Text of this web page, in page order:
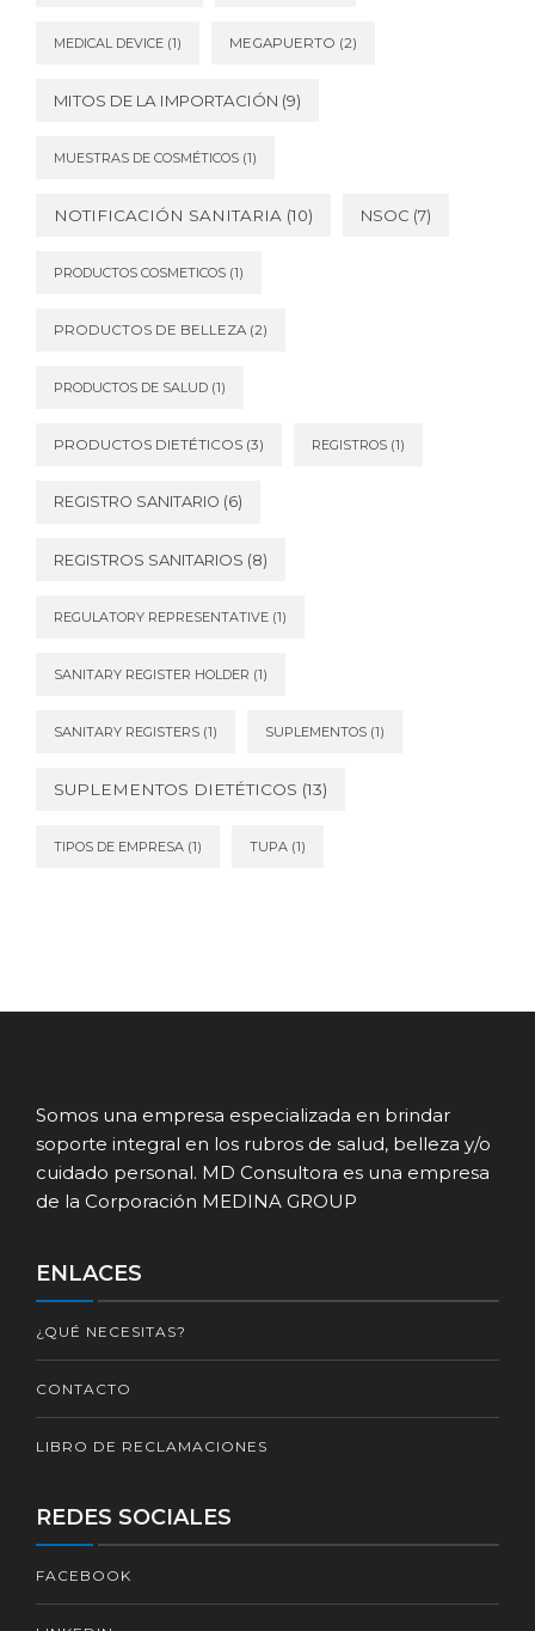
MEDICAL DEVICE (1) MEGAPUERTO (2)
MITOS DE LA IMPORTACIÓN (9)
MUESTRAS DE COSMÉTICOS (1)
NOTIFICACIÓN SANITARIA (10) NSOC (7)
PRODUCTOS COSMETICOS (1)
PRODUCTOS DE BELLEZA (2)
PRODUCTOS DE SALUD (1)
PRODUCTOS DIETÉTICOS (3) REGISTROS (1)
REGISTRO SANITARIO (6)
REGISTROS SANITARIOS (8)
REGULATORY REPRESENTATIVE (1)
SANITARY REGISTER HOLDER (1)
SANITARY REGISTERS (1) SUPLEMENTOS (1)
SUPLEMENTOS DIETÉTICOS (13)
TIPOS DE EMPRESA (1) TUPA (1)
Somos una empresa especializada en brindar
soporte integral en los rubros de salud, belleza y/o
cuidado personal. MD Consultora es una empresa
de la Corporación MEDINA GROUP
ENLACES
¿QUÉ NECESITAS?
CONTACTO
LIBRO DE RECLAMACIONES
REDES SOCIALES
FACEBOOK